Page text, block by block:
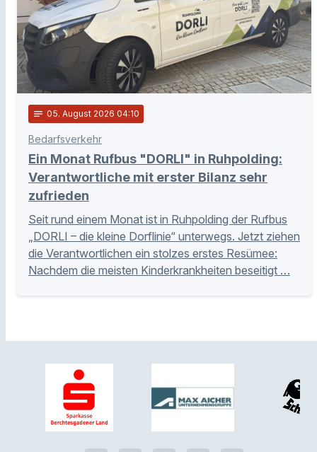
notes 05. August 2026 04:10
Bedarfsverkehr
Ein Monat Rufbus "DORLI" in Ruhpolding:
Verantwortliche mit erster Bilanz sehr
zufrieden
Seit rund einem Monat ist in Ruhpolding der Rufbus
„DORLI – die kleine Dorflinie“ unterwegs. Jetzt ziehen
die Verantwortlichen ein stolzes erstes Resümee:
Nachdem die meisten Kinderkrankheiten beseitigt …